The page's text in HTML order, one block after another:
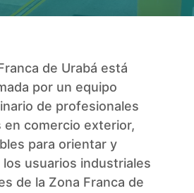
de Urabá está
por un equipo
de profesionales
en comercio exterior,
para orientar y
los usuarios industriales
de la Zona Franca de